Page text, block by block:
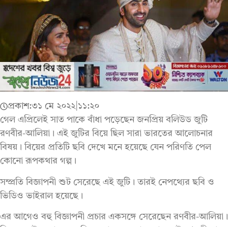
প্রকাশ:৩১ মে ২০২২ ১১:২০
গেল এপ্রিলেই সাত পাকে বাঁধা পড়েছেন জনপ্রিয় বলিউড জুটি
রণবীর-আলিয়া। এই জুটির বিয়ে ছিল সারা ভারতের আলোচনার
বিষয়। বিয়ের প্রতিটি ছবি দেখে মনে হয়েছে যেন পরিণতি পেল
কোনো রূপকথার গল্প।
সম্প্রতি বিজ্ঞাপনী শুট সেরেছে এই জুটি। তারই নেপথ্যের ছবি ও
ভিডিও ভাইরাল হয়েছে।
এর আগেও বহু বিজ্ঞাপনী প্রচার একসঙ্গে সেরেছেন রণবীর-আলিয়া।